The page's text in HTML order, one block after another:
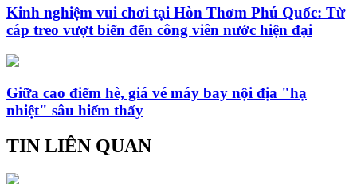
Kinh nghiệm vui chơi tại Hòn Thơm Phú Quốc: Từ
cáp treo vượt biển đến công viên nước hiện đại
Giữa cao điểm hè, giá vé máy bay nội địa "hạ
nhiệt" sâu hiếm thấy
TIN LIÊN QUAN